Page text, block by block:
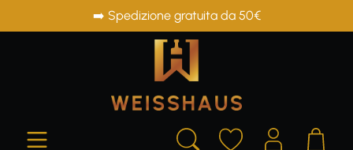
➡️ Spedizione gratuita da 50€